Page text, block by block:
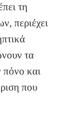
τη
περιέχει
τα
πόνο και
που